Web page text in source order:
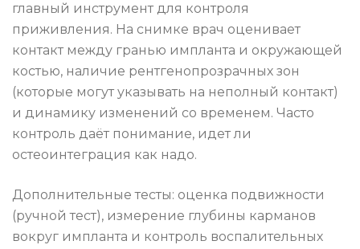
главный инструмент для контроля
приживления. На снимке врач оценивает
контакт между гранью импланта и окружающей
костью, наличие рентгенопрозрачных зон
(которые могут указывать на неполный контакт)
и динамику изменений со временем. Часто
контроль даёт понимание, идет ли
остеоинтеграция как надо.
Дополнительные тесты: оценка подвижности
(ручной тест), измерение глубины карманов
вокруг импланта и контроль воспалительных